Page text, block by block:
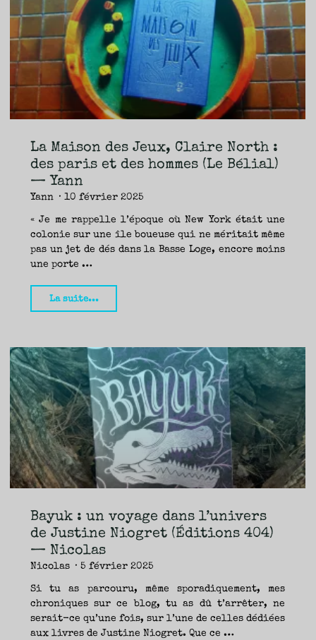
Livre
de
Poche)
–
Mélanie"
La Maison des Jeux, Claire North :
des paris et des hommes (Le Bélial)
— Yann
Yann 10 février 2025
« Je me rappelle l’époque où New York était une
colonie sur une île boueuse qui ne méritait même
pas un jet de dés dans la Basse Loge, encore moins
une porte …
La suite...
Maison
Jeux,
Claire
North
:
des
paris
et
des
hommes
Bélial)
Yann"
Bayuk : un voyage dans l’univers
de Justine Niogret (Éditions 404)
— Nicolas
Nicolas 5 février 2025
Si tu as parcouru, même sporadiquement, mes
chroniques sur ce blog, tu as dû t’arrêter, ne
serait-ce qu’une fois, sur l’une de celles dédiées
aux livres de Justine Niogret. Que ce …